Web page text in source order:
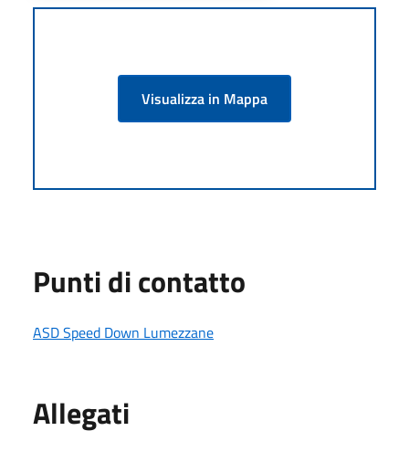
Visualizza in Mappa
Punti di contatto
ASD Speed Down Lumezzane
Allegati